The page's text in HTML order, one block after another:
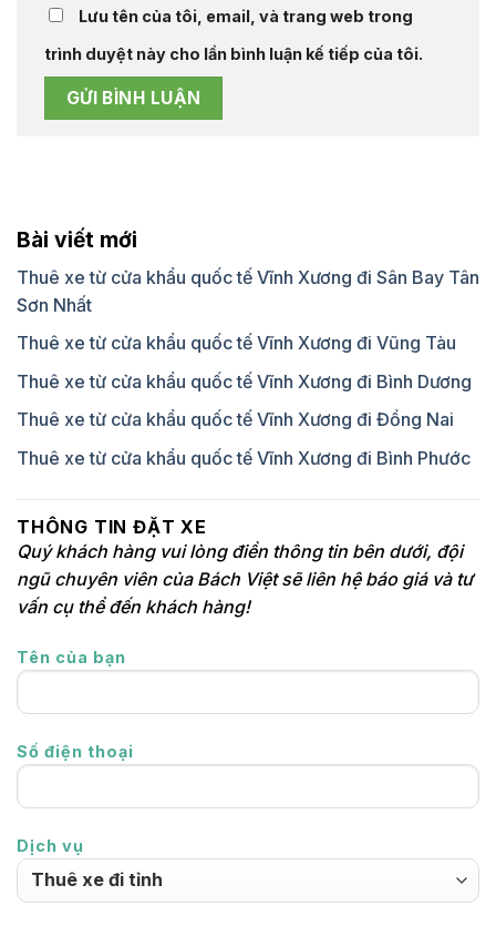
Lưu tên của tôi, email, và trang web trong
trình duyệt này cho lần bình luận kế tiếp của tôi.
Bài viết mới
Thuê xe từ cửa khẩu quốc tế Vĩnh Xương đi Sân Bay Tân
Sơn Nhất
Thuê xe từ cửa khẩu quốc tế Vĩnh Xương đi Vũng Tàu
Thuê xe từ cửa khẩu quốc tế Vĩnh Xương đi Bình Dương
Thuê xe từ cửa khẩu quốc tế Vĩnh Xương đi Đồng Nai
Thuê xe từ cửa khẩu quốc tế Vĩnh Xương đi Bình Phước
THÔNG TIN ĐẶT XE
Quý khách hàng vui lòng điền thông tin bên dưới, đội
ngũ chuyên viên của Bách Việt sẽ liên hệ báo giá và tư
vấn cụ thể đến khách hàng!
Tên của bạn
Số điện thoại
Dịch vụ